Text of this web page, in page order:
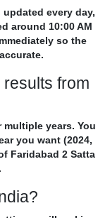
every day,
around 10:00 AM
so the
from
years. You
you want (2024,
Faridabad 2 Satta